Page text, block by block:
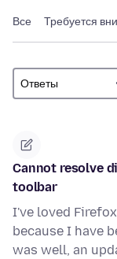
Все Требуется
Cannot resolve
toolbar
I've loved
because I have
was well, an